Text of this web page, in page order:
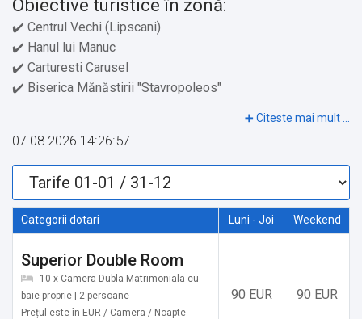
Obiective turistice în zonă:
✔️ Centrul Vechi (Lipscani)
✔️ Hanul lui Manuc
✔️ Carturesti Carusel
✔️ Biserica Mănăstirii "Stavropoleos"
✔️ Palatul Parlamentului
✔️ Parcul Izvor
✔️ Parcul Unirii
✔️ Fântânile din Piața Unirii
✔️ Arcul de Triumf
✔️ Muzeul Satului București
✔️ Muzeul National de Arta
✔️ Muzeul National de Istorie a Romaniei
07.08.2026 14:26:57
Categorii dotari Luni - Joi Weekend
Superior Double Room
10 x Camera Dubla Matrimoniala cu
baie proprie | 2 persoane
Prețul este în EUR / Camera / Noapte
90 EUR 90 EUR